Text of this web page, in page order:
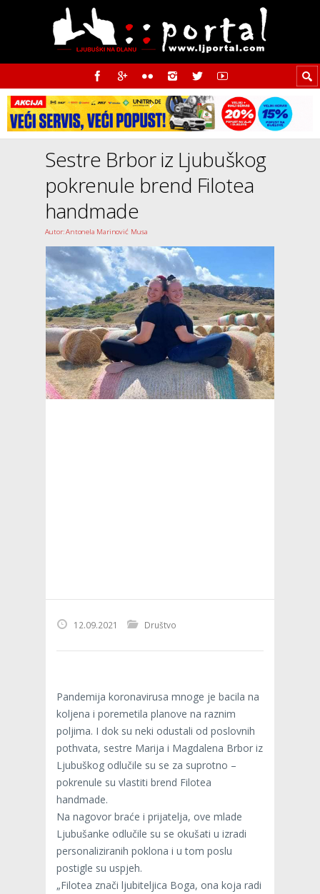
Sestre Brbor iz Ljubuškog
pokrenule brend Filotea
handmade
Autor: Antonela Marinović Musa
12.09.2021 Društvo
Pandemija koronavirusa mnoge je bacila na
koljena i poremetila planove na raznim
poljima. I dok su neki odustali od poslovnih
pothvata, sestre Marija i Magdalena Brbor iz
Ljubuškog odlučile su se za suprotno –
pokrenule su vlastiti brend Filotea
handmade.
Na nagovor braće i prijatelja, ove mlade
Ljubušanke odlučile su se okušati u izradi
personaliziranih poklona i u tom poslu
postigle su uspjeh.
„Filotea znači ljubiteljica Boga, ona koja radi